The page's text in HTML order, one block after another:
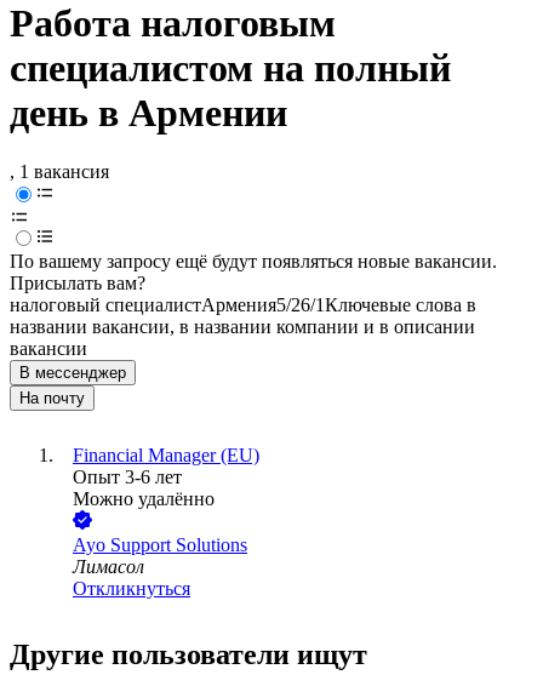
Работа налоговым
специалистом на полный
день в Армении
, 1 вакансия
По вашему запросу ещё будут появляться новые вакансии.
Присылать вам?
налоговый специалистАрмения5/26/1Ключевые слова в
названии вакансии, в названии компании и в описании
вакансии
В мессенджер
На почту
Financial Manager (EU)
Опыт 3-6 лет
Можно удалённо
Ayo Support Solutions
Лимасол
Откликнуться
Другие пользователи ищут